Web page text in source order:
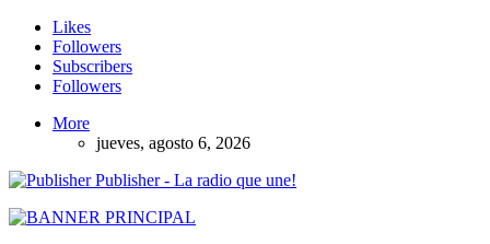
Likes
Followers
Subscribers
Followers
More
jueves, agosto 6, 2026
Publisher - La radio que une!